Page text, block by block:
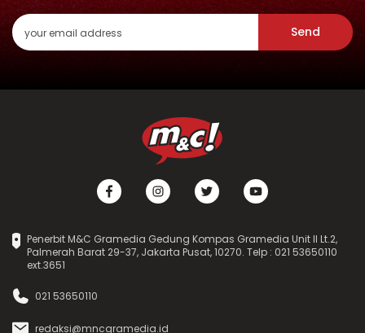
Send
Penerbit M&C Gramedia Gedung Kompas Gramedia Unit II Lt.2,
Palmerah Barat 29-37, Jakarta Pusat, 10270. Telp : 021 53650110
ext.3651
021 53650110
redaksi@mncgramedia.id